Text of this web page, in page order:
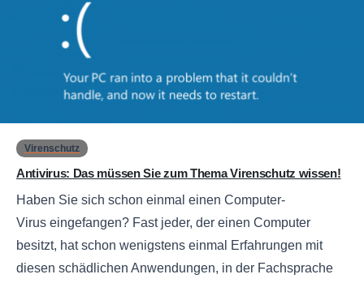
Virenschutz
Antivirus: Das müssen Sie zum Thema Virenschutz wissen!
Haben Sie sich schon einmal einen Computer-
Virus eingefangen? Fast jeder, der einen Computer
besitzt, hat schon wenigstens einmal Erfahrungen mit
diesen schädlichen Anwendungen, in der Fachsprache